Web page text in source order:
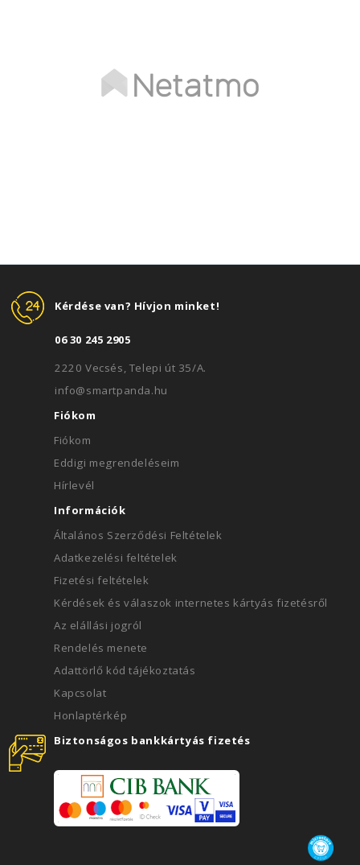
Kérdése van? Hívjon minket!
06 30 245 2905
2220 Vecsés, Telepi út 35/A.
info@smartpanda.hu
Fiókom
Fiókom
Eddigi megrendeléseim
Hírlevél
Információk
Általános Szerződési Feltételek
Adatkezelési feltételek
Fizetési feltételek
Kérdések és válaszok internetes kártyás fizetésről
Az elállási jogról
Rendelés menete
Adattörlő kód tájékoztatás
Kapcsolat
Honlaptérkép
Biztonságos bankkártyás fizetés